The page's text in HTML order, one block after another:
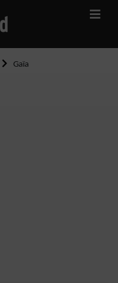
Gaïa